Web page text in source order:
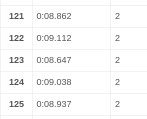
121 0:08.862 2
122 0:09.112 2
123 0:08.647 2
124 0:09.038 2
125 0:08.937 2